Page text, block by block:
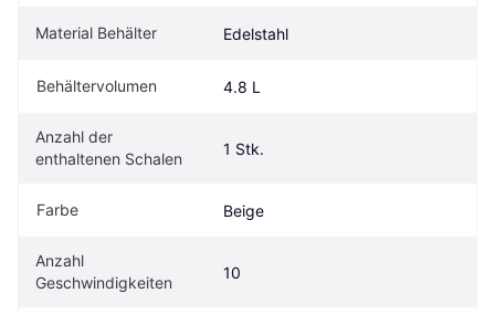
Material Behälter Edelstahl
Behältervolumen 4.8 L
Anzahl der
enthaltenen Schalen
1 Stk.
Farbe Beige
Anzahl
Geschwindigkeiten
10